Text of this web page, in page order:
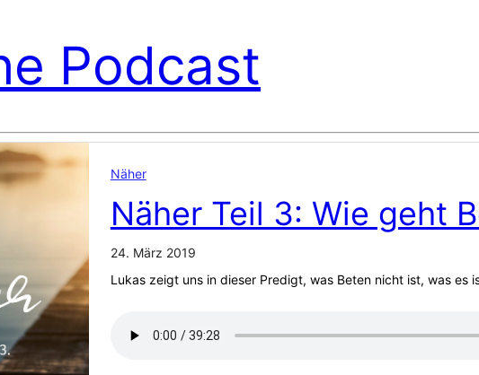
Podcast
Näher
Näher Teil 3: Wie geht
24. März 2019
Lukas zeigt uns in dieser Predigt, was Beten nicht ist, was es